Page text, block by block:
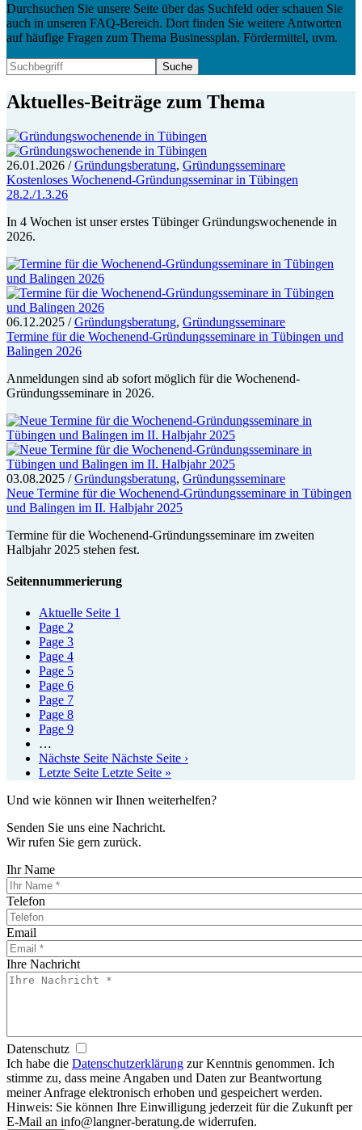
Durchsuchen Sie unsere Seite über das Suchfeld oder schauen Sie
auch in unseren FAQ-Bereich. Dort finden Sie weitere Antworten
auf häufige Fragen zum Thema Businessplan, Fördermittel, uvm.
Aktuelles-Beiträge zum Thema
26.01.2026 /Gründungsberatung, Gründungsseminare
Kostenloses Wochenend-Gründungsseminar in Tübingen
28.2./1.3.26
In 4 Wochen ist unser erstes Tübinger Gründungswochenende in
2026.
06.12.2025 /Gründungsberatung, Gründungsseminare
Termine für die Wochenend-Gründungsseminare in Tübingen und
Balingen 2026
Anmeldungen sind ab sofort möglich für die Wochenend-
Gründungsseminare in 2026.
03.08.2025 /Gründungsberatung, Gründungsseminare
Neue Termine für die Wochenend-Gründungsseminare in Tübingen
und Balingen im II. Halbjahr 2025
Termine für die Wochenend-Gründungsseminare im zweiten
Halbjahr 2025 stehen fest.
Seitennummerierung
Aktuelle Seite 1
Page 2
Page 3
Page 4
Page 5
Page 6
Page 7
Page 8
Page 9
…
Nächste Seite Nächste Seite ›
Letzte Seite Letzte Seite »
Und wie können wir Ihnen weiterhelfen?
Senden Sie uns eine Nachricht.
Wir rufen Sie gern zurück.
Ihr Name
Telefon
Email
Ihre Nachricht
Datenschutz
Ich habe die Datenschutzerklärung zur Kenntnis genommen. Ich
stimme zu, dass meine Angaben und Daten zur Beantwortung
meiner Anfrage elektronisch erhoben und gespeichert werden.
Hinweis: Sie können Ihre Einwilligung jederzeit für die Zukunft per
E-Mail an info@langner-beratung.de widerrufen.